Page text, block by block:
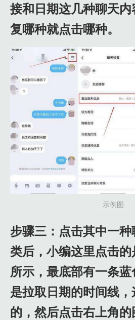
接和日期这几种聊天
复哪种就点击哪种。
示例图
步骤三：点击其中一
类后，小编这里点击的
所示，最底部有一条
是拉取日期的时间线
的，然后点击右上角